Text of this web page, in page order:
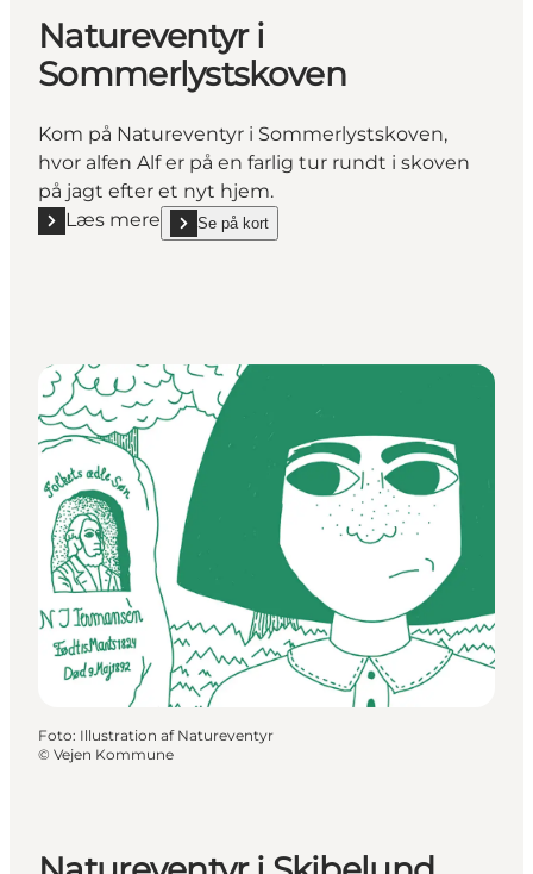
Natureventyr i
Sommerlystskoven
Kom på Natureventyr i Sommerlystskoven,
hvor alfen Alf er på en farlig tur rundt i skoven
på jagt efter et nyt hjem.
Læs mere
Læs mere "Natureventyr i Sommerlystskoven"
Se på kort
show Natureventyr i Sommerlystskoven on_map
Foto: Illustration af Natureventyr
© Vejen Kommune